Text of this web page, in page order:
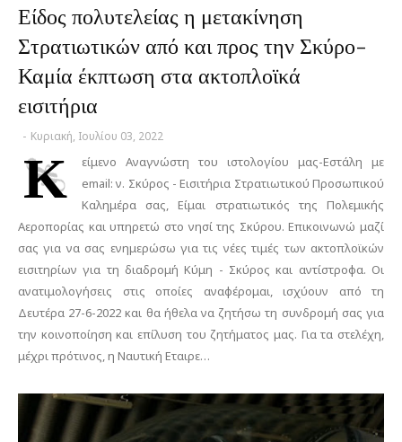
Είδος πολυτελείας η μετακίνηση
Στρατιωτικών από και προς την Σκύρο-
Καμία έκπτωση στα ακτοπλοϊκά
εισιτήρια
- Κυριακή, Ιουλίου 03, 2022
Κ
είμενο Αναγνώστη του ιστολογίου μας-Εστάλη με
email: ν. Σκύρος - Εισιτήρια Στρατιωτικού Προσωπικού
Καλημέρα σας, Είμαι στρατιωτικός της Πολεμικής
Αεροπορίας και υπηρετώ στο νησί της Σκύρου. Επικοινωνώ μαζί
σας για να σας ενημερώσω για τις νέες τιμές των ακτοπλοϊκών
εισιτηρίων για τη διαδρομή Κύμη - Σκύρος και αντίστροφα. Οι
ανατιμολογήσεις στις οποίες αναφέρομαι, ισχύουν από τη
Δευτέρα 27-6-2022 και θα ήθελα να ζητήσω τη συνδρομή σας για
την κοινοποίηση και επίλυση του ζητήματος μας. Για τα στελέχη,
μέχρι πρότινος, η Ναυτική Εταιρε…